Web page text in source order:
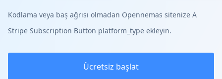
Kodlama veya baş ağrısı olmadan Opennemas sitenize A
Stripe Subscription Button platform_type ekleyin.
Ücretsiz başlat